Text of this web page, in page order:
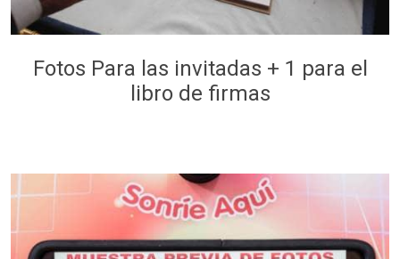
Fotos Para las invitadas + 1 para el
libro de firmas